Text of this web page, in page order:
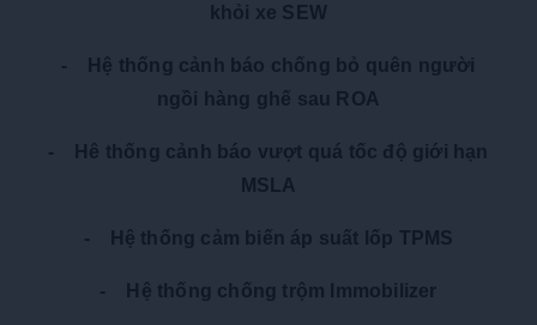
khỏi xe SEW
- Hệ thống cảnh báo chống bỏ quên người
ngồi hàng ghế sau ROA
- Hê thống cảnh báo vượt quá tốc độ giới hạn
MSLA
- Hệ thống cảm biến áp suất lốp TPMS
- Hệ thống chống trộm Immobilizer